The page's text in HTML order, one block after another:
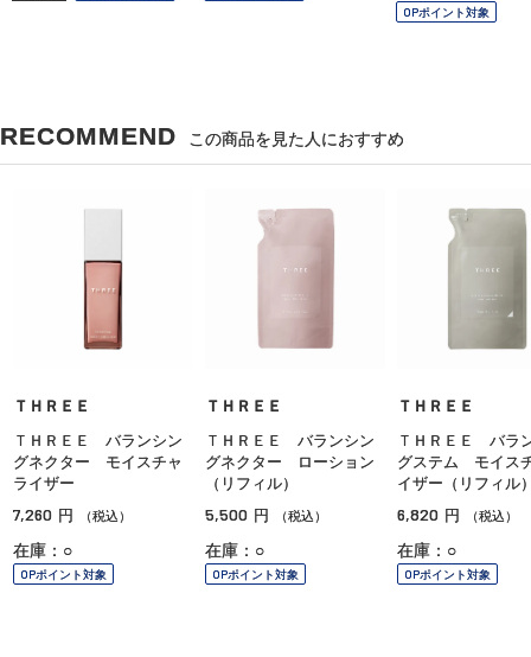
OPポイント対象
RECOMMEND この商品を見た人におすすめ
ＴＨＲＥＥ
ＴＨＲＥＥ バランシン
グネクター モイスチャ
ライザー
7,260 円 （税込）
在庫：○
OPポイント対象
ＴＨＲＥＥ
ＴＨＲＥＥ バランシン
グネクター ローション
（リフィル）
5,500 円 （税込）
在庫：○
OPポイント対象
ＴＨＲＥＥ
ＴＨＲＥＥ バラ
グステム モイス
イザー（リフィル
6,820 円 （税込）
在庫：○
OPポイント対象